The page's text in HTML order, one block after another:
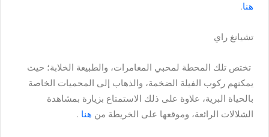
هنا.
تشيانغ راي
تختص تلك المحطة لمحبي المغامرات، والطبيعة الخلابة؛ حيث
يمكنهم ركوب الفيلة الضخمة، والذهاب إلى المحميات الخاصة
بالحياة البرية، علاوة على ذلك الاستمتاع بزيارة بمشاهدة
الشلالات الرائعة، وموقعها على الخريطة من هنا .